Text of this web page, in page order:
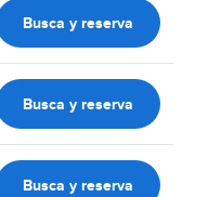
Busca y reserva
Busca y reserva
Busca y reserva